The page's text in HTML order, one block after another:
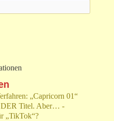
„Capricorn 01“
DER Titel. Aber… -
„TikTok“?